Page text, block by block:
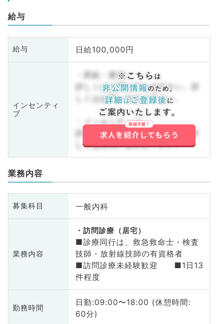
給与
給与 日給100,000円
インセンティ
ブ
・昇給・賞与
詳しくはお問い合わせ下さい。詳
しくはお問い合わせ下さい。
・インセンティブ
詳しくはお問い合わせ下さい。詳
しくはお問い合わせ下さい。
業務内容
募集科目 一般内科
業務内容
訪問診療（居宅）
■診療同行は、救急救命士・検査
技師・放射線技師の有資格者
■訪問診療未経験歓迎 ■1日13
件程度
勤務時間
日勤:09:00〜18:00 (休憩時間:
60分)